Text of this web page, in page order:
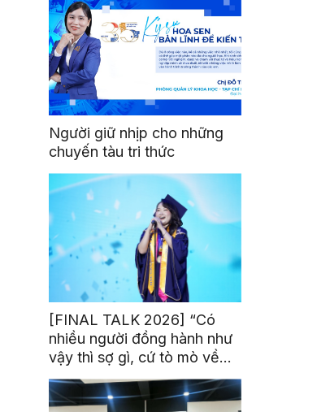
Người giữ nhịp cho những
chuyến tàu tri thức
[FINAL TALK 2026] “Có
nhiều người đồng hành như
vậy thì sợ gì, cứ tò mò về
thế giới thôi”